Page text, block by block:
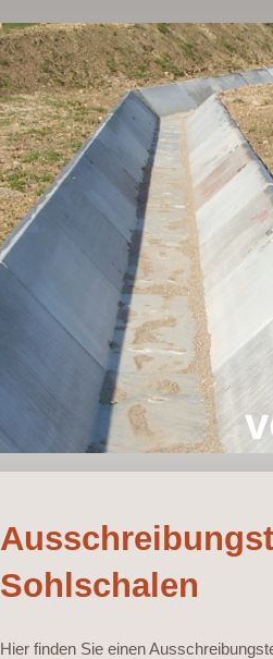
Sohlschalen
Hier finden Sie einen